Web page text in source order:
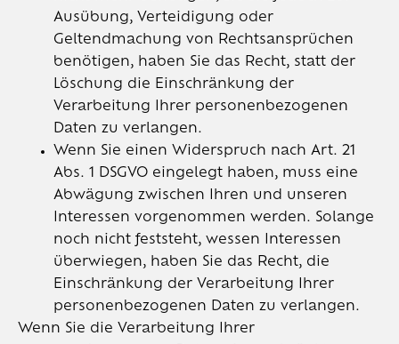
Ausübung, Verteidigung oder
Geltendmachung von Rechtsansprüchen
benötigen, haben Sie das Recht, statt der
Löschung die Einschränkung der
Verarbeitung Ihrer personenbezogenen
Daten zu verlangen.
Wenn Sie einen Widerspruch nach Art. 21
Abs. 1 DSGVO eingelegt haben, muss eine
Abwägung zwischen Ihren und unseren
Interessen vorgenommen werden. Solange
noch nicht feststeht, wessen Interessen
überwiegen, haben Sie das Recht, die
Einschränkung der Verarbeitung Ihrer
personenbezogenen Daten zu verlangen.
Wenn Sie die Verarbeitung Ihrer